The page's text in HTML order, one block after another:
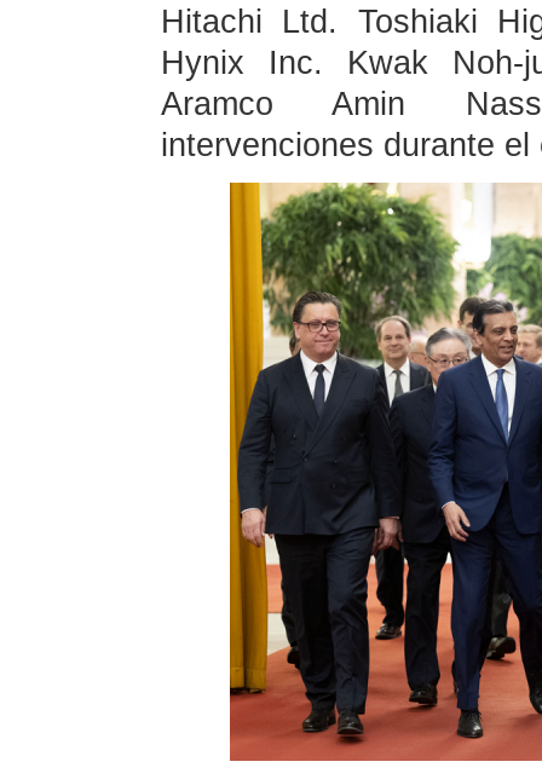
Hitachi Ltd. Toshiaki
Hynix Inc. Kwak
Aramco Amin
intervenciones durante el